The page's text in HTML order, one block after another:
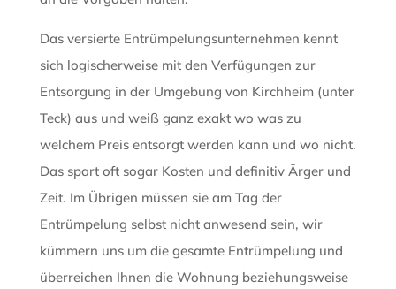
Das versierte Entrümpelungsunternehmen kennt
sich logischerweise mit den Verfügungen zur
Entsorgung in der Umgebung von Kirchheim (unter
Teck) aus und weiß ganz exakt wo was zu
welchem Preis entsorgt werden kann und wo nicht.
Das spart oft sogar Kosten und definitiv Ärger und
Zeit. Im Übrigen müssen sie am Tag der
Entrümpelung selbst nicht anwesend sein, wir
kümmern uns um die gesamte Entrümpelung und
überreichen Ihnen die Wohnung beziehungsweise